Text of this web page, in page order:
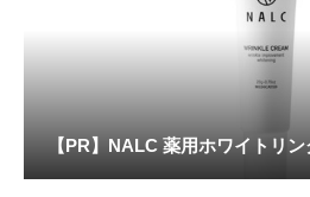
【PR】NALC 薬用ホワイトリ